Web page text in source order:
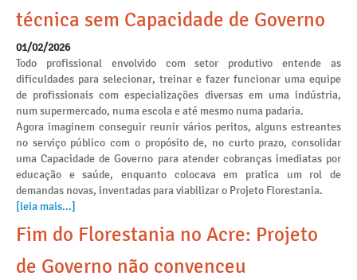
técnica sem Capacidade de Governo
01/02/2026
Todo profissional envolvido com setor produtivo entende as
dificuldades para selecionar, treinar e fazer funcionar uma equipe
de profissionais com especializações diversas em uma indústria,
num supermercado, numa escola e até mesmo numa padaria.
Agora imaginem conseguir reunir vários peritos, alguns estreantes
no serviço público com o propósito de, no curto prazo, consolidar
uma Capacidade de Governo para atender cobranças imediatas por
educação e saúde, enquanto colocava em pratica um rol de
demandas novas, inventadas para viabilizar o Projeto Florestania.
[leia mais...]
Fim do Florestania no Acre: Projeto
de Governo não convenceu